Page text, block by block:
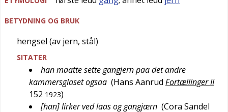
BETYDNING OG BRUK
hengsel (av jern, stål)
SITATER
han maatte sette gangjern paa det andre
kammersglaset ogsaa (Hans Aanrud Fortællinger II
152 1923)
[han] lirker ved laas og gangjærn (Cora Sandel